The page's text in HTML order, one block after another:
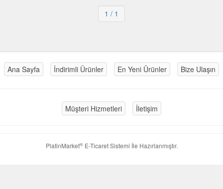
1 / 1
Ana Sayfa İndirimli Ürünler En Yeni Ürünler Bize Ulaşın
Müşteri Hizmetleri İletişim
PlatinMarket®E-Ticaret Sistemi İle Hazırlanmıştır.